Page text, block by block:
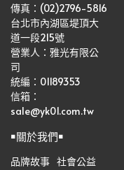
傳真：(02)2796-5816
台北市內湖區堤頂大
道一段215號
營業人：雅光有限公
司
統編：01189353
信箱：
sale@yk01.com.tw
￭關於我們￭
品牌故事 社會公益